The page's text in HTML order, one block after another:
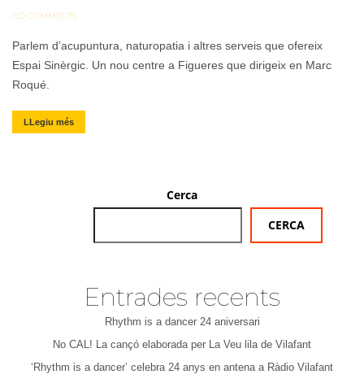
NO COMMENTS
Parlem d’acupuntura, naturopatia i altres serveis que ofereix
Espai Sinèrgic. Un nou centre a Figueres que dirigeix en Marc
Roqué.
LLegiu més
Cerca
CERCA
Entrades recents
Rhythm is a dancer 24 aniversari
No CAL! La cançó elaborada per La Veu lila de Vilafant
‘Rhythm is a dancer’ celebra 24 anys en antena a Ràdio Vilafant